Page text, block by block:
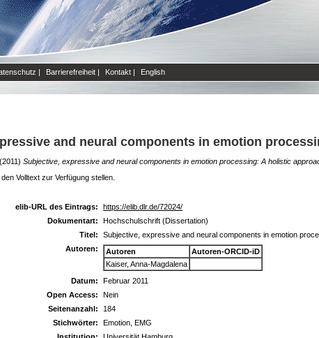
| Barrierefreiheit | Kontakt | English
and neural components in emotion
(2011) Subjective, expressive and neural components in emotion processing: A holistic
Volltext zur Verfügung stellen.
elib-URL des Eintrags:
https://elib.dlr.de/72024/
Dokumentart:
Hochschulschrift (Dissertation)
Titel:
Subjective, expressive and neural components in emotion
Autoren:
Autoren
Autoren-ORCID-iD
Kaiser, Anna-Magdalena
Datum:
Februar 2011
Open Access:
Nein
Seitenanzahl:
184
Stichwörter:
Emotion, EMG